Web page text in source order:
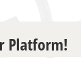
Platform!